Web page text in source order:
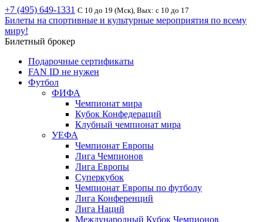
+7 (495) 649-1331 С 10 до 19 (Мск), Вых: с 10 до 17
Билеты на спортивные и культурные мероприятия по всему
миру!
Билетный брокер
Подарочные сертификаты
FAN ID не нужен
Футбол
ФИФА
Чемпионат мира
Кубок Конфедераций
Клубный чемпионат мира
УЕФА
Чемпионат Европы
Лига Чемпионов
Лига Европы
Суперкубок
Чемпионат Европы по футболу
Лига Конференций
Лига Наций
Международный Кубок Чемпионов